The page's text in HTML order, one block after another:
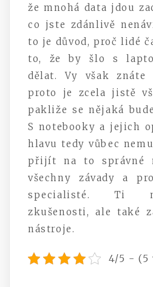
že mnohá data jdou
co jste zdánlivě
to je důvod, proč lidé
to, že by šlo s
dělat. Vy však znáte
proto je zcela jistě
pakliže se nějaká
S notebooky a jejich
hlavu tedy vůbec
přijít na to správné
všechny závady a
specialisté. Ti
zkušenosti, ale také
nástroje.
4/5 - (5